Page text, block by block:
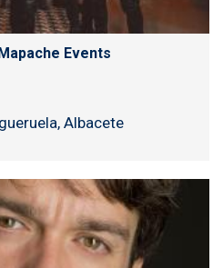
Events
Albacete